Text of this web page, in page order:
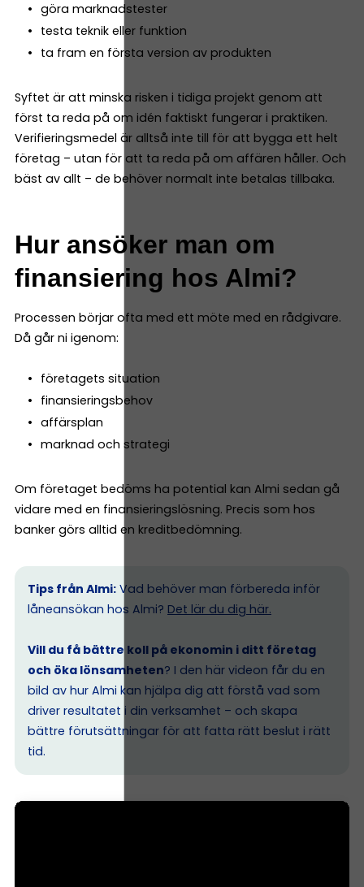
göra marknadstester
testa teknik eller funktion
ta fram en första version av produkten
Syftet är att minska risken i tidiga projekt genom att
först ta reda på om idén faktiskt fungerar i praktiken.
Verifieringsmedel är alltså inte till för att bygga ett helt
företag – utan för att ta reda på om affären håller. Och
bäst av allt – de behöver normalt inte betalas tillbaka.
Hur ansöker man om
finansiering hos Almi?
Processen börjar ofta med ett möte med en rådgivare.
Då går ni igenom:
företagets situation
finansieringsbehov
affärsplan
marknad och strategi
Om företaget bedöms ha potential kan Almi sedan gå
vidare med en finansieringslösning. Precis som hos
banker görs alltid en kreditbedömning.
Tips från Almi: Vad behöver man förbereda inför
låneansökan hos Almi? Det lär du dig här.
Vill du få bättre koll på ekonomin i ditt företag
och öka lönsamheten? I den här videon får du en
bild av hur Almi kan hjälpa dig att förstå vad som
driver resultatet i din verksamhet – och skapa
bättre förutsättningar för att fatta rätt beslut i rätt
tid.